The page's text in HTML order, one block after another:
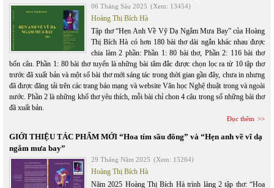
06 Tháng Sáu 2025 (Xem: 13454)
Hoàng Thị Bích Hà
Tập thơ “Hẹn Anh Về Vỹ Dạ Ngắm Mưa Bay” của Hoàng
Thị Bích Hà có hơn 180 bài thơ dài ngắn khác nhau được
chia làm 2 phần: Phần 1: 80 bài thơ, Phần 2: 116 bài thơ
bốn câu. Phần 1: 80 bài thơ tuyển là những bài tâm đắc được chọn lọc ra từ 10 tập thơ
trước đã xuất bản và một số bài thơ mới sáng tác trong thời gian gần đây, chưa in nhưng
đã được đăng tải trên các trang báo mạng và website Văn học Nghệ thuật trong và ngoài
nước. Phần 2 là những khổ thơ yêu thích, mỗi bài chỉ chon 4 câu trong số những bài thơ
đã xuất bản.
Đọc thêm
GIỚI THIỆU TÁC PHẨM MỚI “Hoa tím sầu đông” và “Hẹn anh về vĩ dạ
ngắm mưa bay”
29 Tháng Năm 2025 (Xem: 15264)
Hoàng Thị Bích Hà
Năm 2025 Hoàng Thị Bích Hà trình làng 2 tập thơ: “Hoa